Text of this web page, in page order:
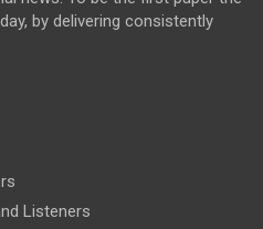
by delivering consistently
Listeners